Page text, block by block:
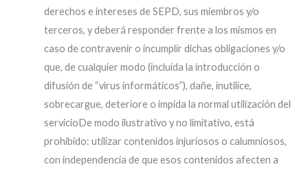
derechos e intereses de SEPD, sus miembros y/o
terceros, y deberá responder frente a los mismos en
caso de contravenir o incumplir dichas obligaciones y/o
que, de cualquier modo (incluida la introducción o
difusión de “virus informáticos”), dañe, inutilice,
sobrecargue, deteriore o impida la normal utilización del
servicioDe modo ilustrativo y no limitativo, está
prohibido: utilizar contenidos injuriosos o calumniosos,
con independencia de que esos contenidos afecten a